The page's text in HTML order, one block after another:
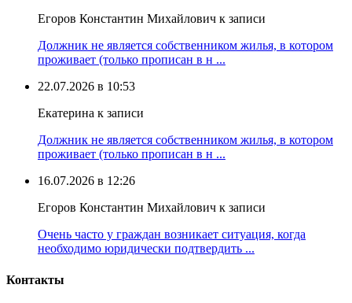
Егоров Константин Михайлович к записи
Должник не является собственником жилья, в котором
проживает (только прописан в н ...
22.07.2026 в 10:53
Екатерина к записи
Должник не является собственником жилья, в котором
проживает (только прописан в н ...
16.07.2026 в 12:26
Егоров Константин Михайлович к записи
Очень часто у граждан возникает ситуация, когда
необходимо юридически подтвердить ...
Контакты